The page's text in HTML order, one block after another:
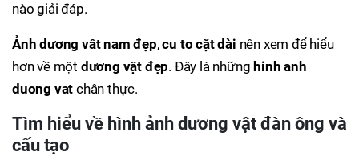
nào giải đáp.
Ảnh dương vât nam đẹp,cu to cặt dài nên xem để hiểu
hơn về một dương vật đẹp. Đây là những hinh anh
duong vat chân thực.
Tìm hiểu về hình ảnh dương vật đàn ông và
cấu tạo